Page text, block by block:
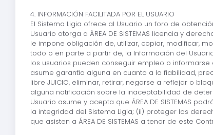
4. INFORMACIÓN FACILITADA POR EL USUARIO
El Sistema Ligia ofrece al Usuario un foro de
Usuario otorga a ÁREA DE SISTEMAS licencia y
le impone obligación de, utilizar, copiar, modificar,
todo o en parte a partir de, la Información del
los usuarios pueden conseguir empleo o informarse a
asume garantía alguna en cuanto a la fiabilidad,
libre JUICIO, eliminar, retirar, negarse a reflejar o
alguna notificación sobre la inaceptabilidad de
Usuario asume y acepta que ÁREA DE SISTEMAS
la integridad del Sistema Ligia; (ii) proteger los
que asisten a ÁREA DE SISTEMAS a tenor de este